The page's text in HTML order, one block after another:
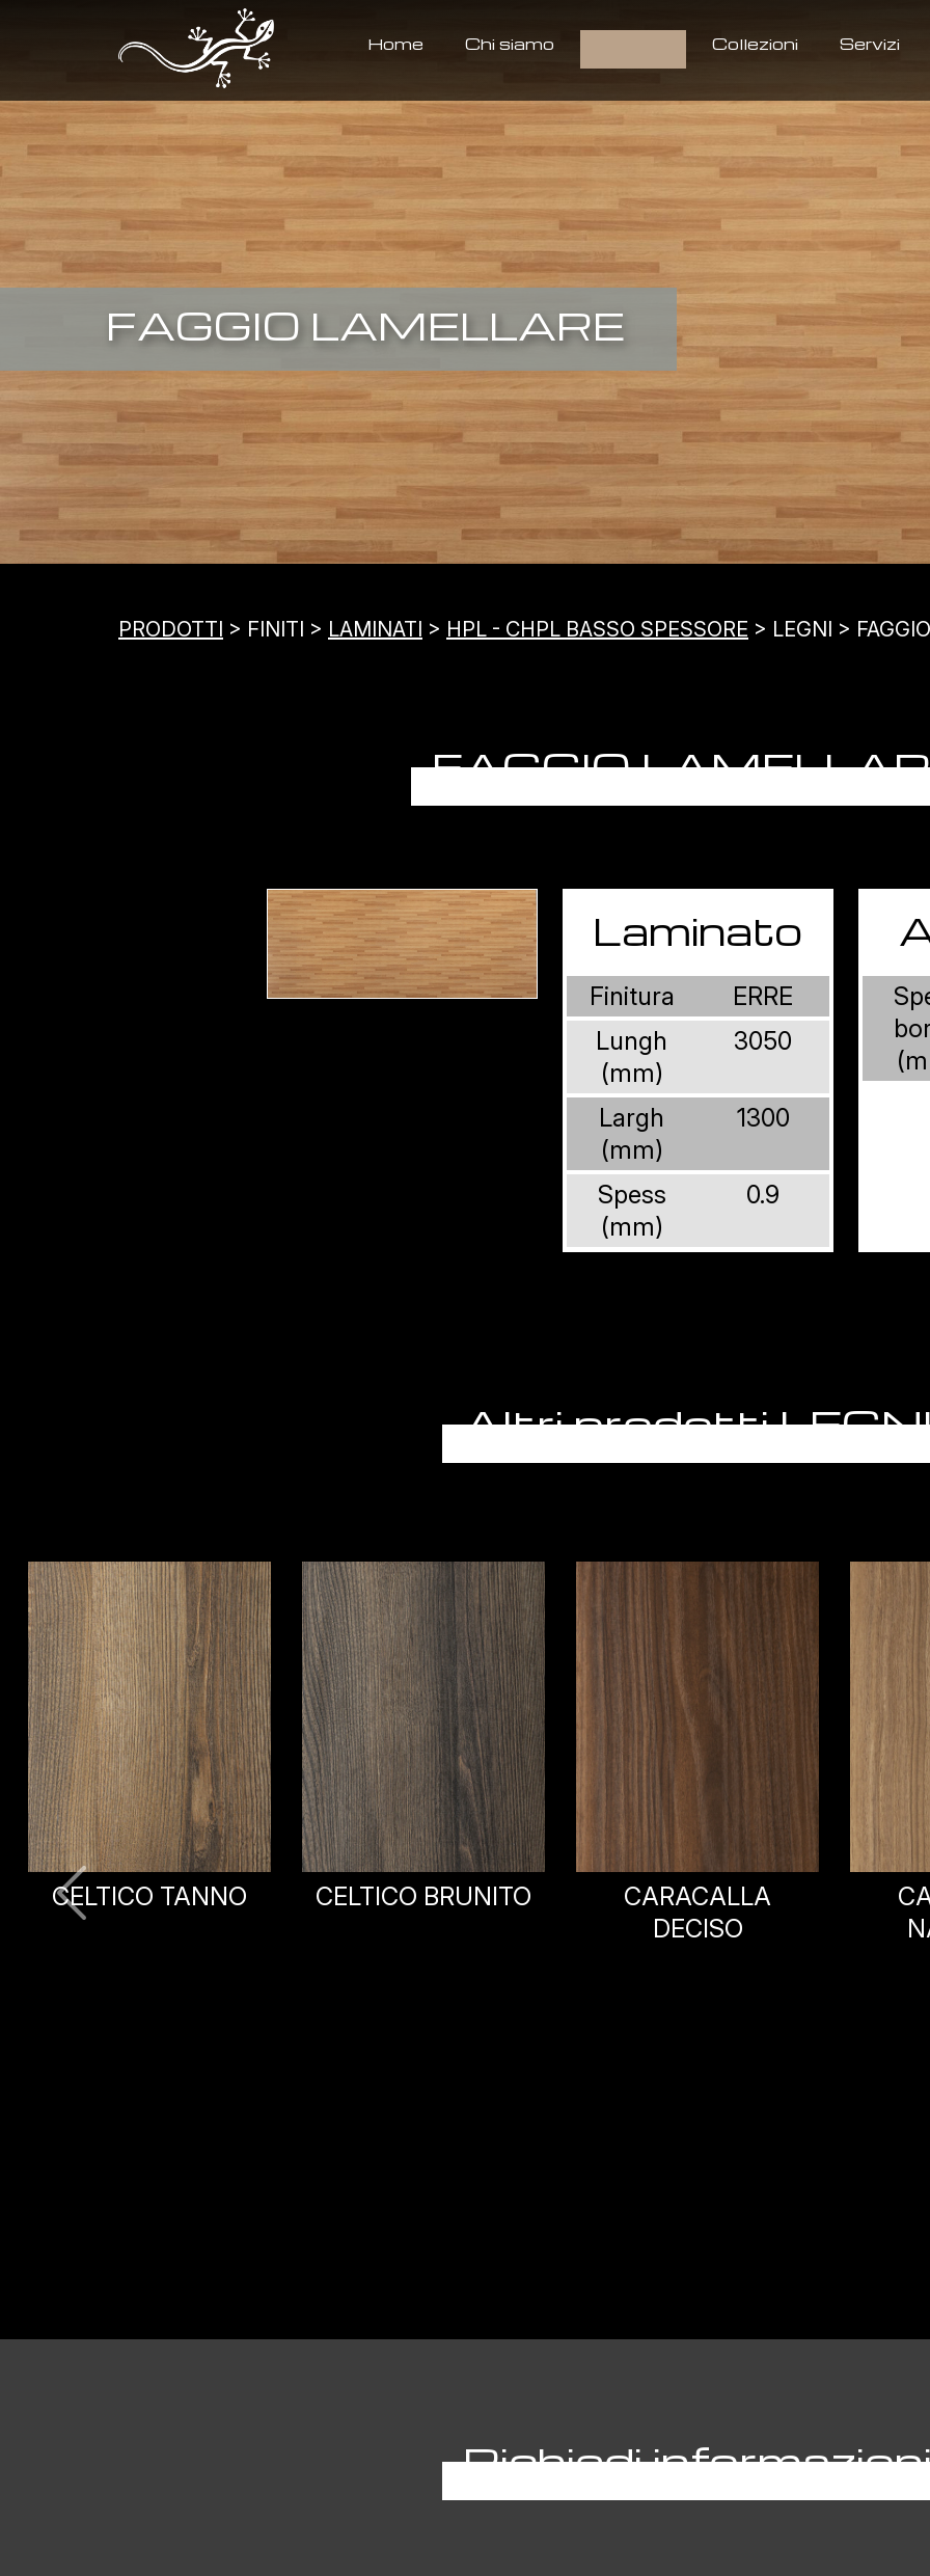
Home Chi siamo Collezioni Servizi
FAGGIO LAMELLARE
PRODOTTI > FINITI > LAMINATI > HPL - CHPL BASSO SPESSORE > LEGNI >
FAGGIO
Laminato
Finitura
ERRE
Lungh
(mm)
3050
Largh
(mm)
1300
Spess
(mm)
0.9
Altri prodotti
CELTICO BRUNITO
CARACALLA
CARACALLA
NATURALE
Richiedi